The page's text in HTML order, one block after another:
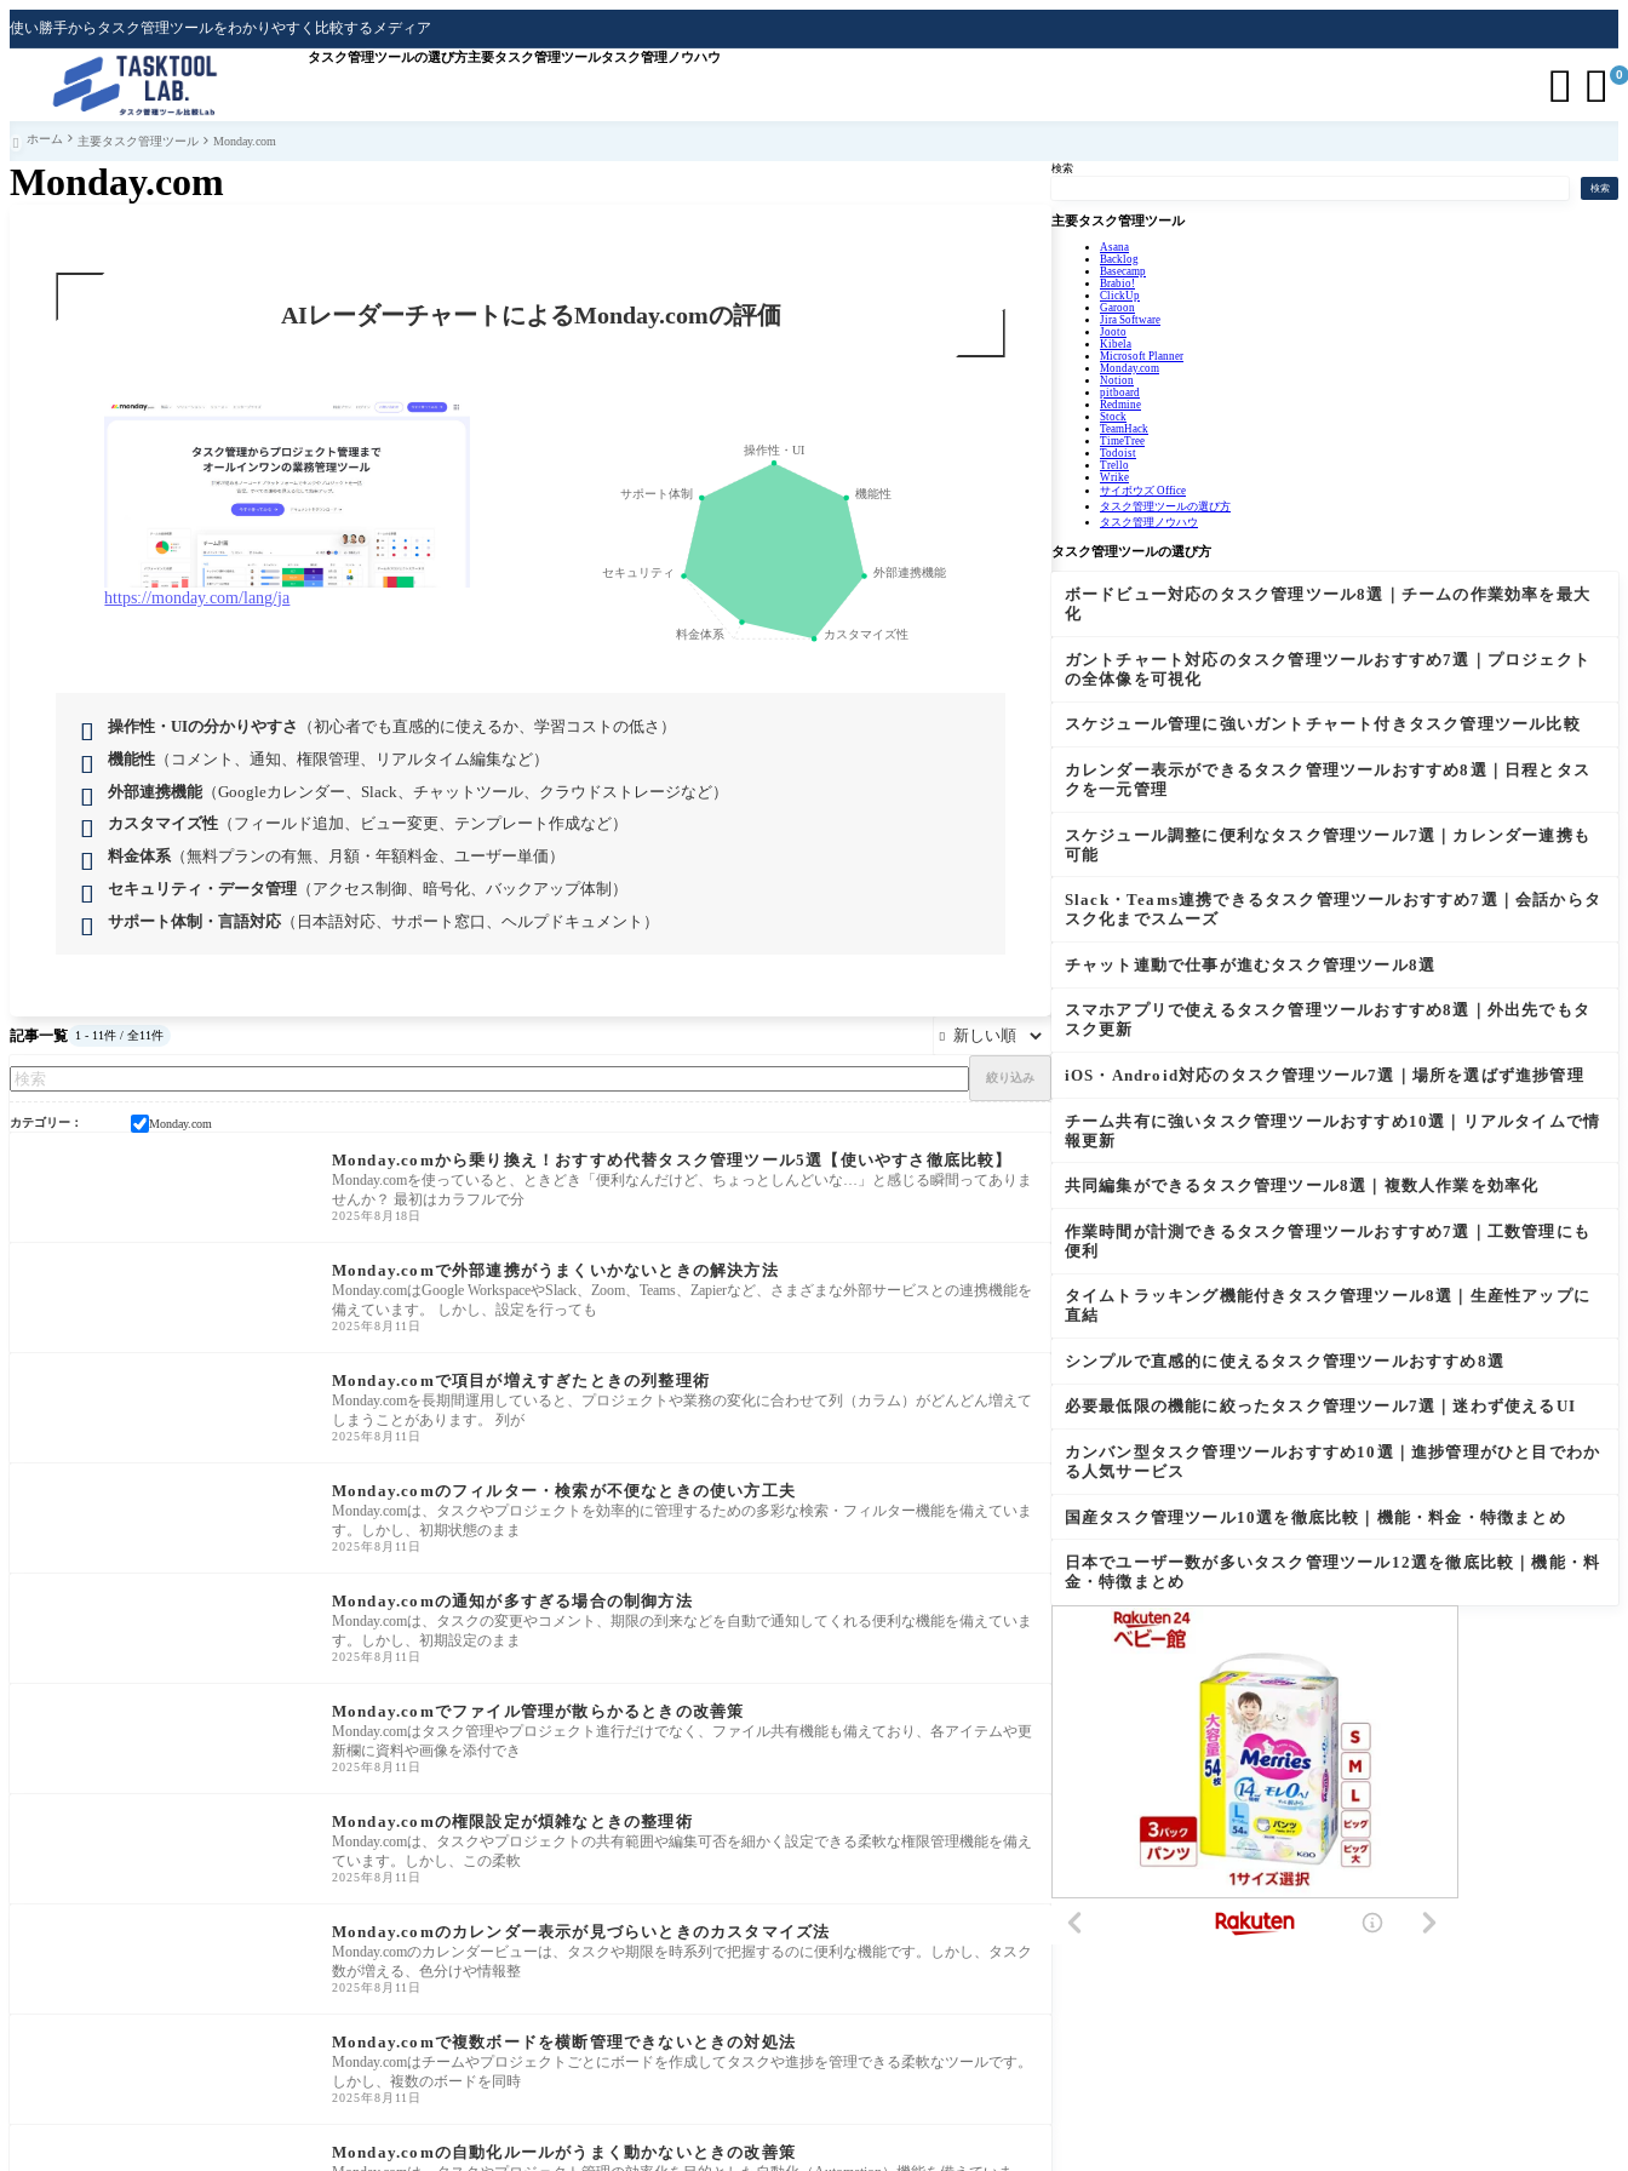
使い勝手からタスク管理ツールをわかりやすく比較するメディア
タスク管理ツールの選び方主要タスク管理ツールタスク管理ノウハウ
  0
 ホーム 主要タスク管理ツール Monday.com
Monday.com
AIレーダーチャートによるMonday.comの評価
https://monday.com/lang/ja
操作性・UI
機能性
外部連携機能
カスタマイズ性
料金体系
セキュリティ
サポート体制
操作性・UIの分かりやすさ
（初心者でも直感的に使えるか、学習コストの低さ）
機能性 （コメント、通知、権限管理、リアルタイム編集など）
外部連携機能 （Googleカレンダー、Slack、チャットツール、クラウドストレージなど）
カスタマイズ性 （フィールド追加、ビュー変更、テンプレート作成など）
料金体系（無料プランの有無、月額・年額料金、ユーザー単価）
セキュリティ・データ管理 （アクセス制御、暗号化、バックアップ体制）
サポート体制・言語対応 （日本語対応、サポート窓口、ヘルプドキュメント）
記事一覧 1 - 11件 / 全11件 
絞り込み
カテゴリー Monday.com
Monday.comから乗り換え！おすすめ代替タスク管理ツール5選【使いやすさ徹底比較】
Monday.comを使っていると、ときどき「便利なんだけど、ちょっとしんどいな…」と感じる瞬間ってありま
せんか？ 最初はカラフルで分
2025年8月18日
Monday.comで外部連携がうまくいかないときの解決方法
Monday.comはGoogle WorkspaceやSlack、Zoom、Teams、Zapierなど、さまざまな外部サービスとの連携機能を
備えています。 しかし、設定を行っても
2025年8月11日
Monday.comで項目が増えすぎたときの列整理術
Monday.comを長期間運用していると、プロジェクトや業務の変化に合わせて列（カラム）がどんどん増えて
しまうことがあります。 列が
2025年8月11日
Monday.comのフィルター・検索が不便なときの使い方工夫
Monday.comは、タスクやプロジェクトを効率的に管理するための多彩な検索・フィルター機能を備えていま
す。しかし、初期状態のまま
2025年8月11日
Monday.comの通知が多すぎる場合の制御方法
Monday.comは、タスクの変更やコメント、期限の到来などを自動で通知してくれる便利な機能を備えていま
す。しかし、初期設定のまま
2025年8月11日
Monday.comでファイル管理が散らかるときの改善策
Monday.comはタスク管理やプロジェクト進行だけでなく、ファイル共有機能も備えており、各アイテムや更
新欄に資料や画像を添付でき
2025年8月11日
Monday.comの権限設定が煩雑なときの整理術
Monday.comは、タスクやプロジェクトの共有範囲や編集可否を細かく設定できる柔軟な権限管理機能を備え
ています。しかし、この柔軟
2025年8月11日
Monday.comのカレンダー表示が見づらいときのカスタマイズ法
Monday.comのカレンダービューは、タスクや期限を時系列で把握するのに便利な機能です。しかし、タスク
数が増える、色分けや情報整
2025年8月11日
Monday.comで複数ボードを横断管理できないときの対処法
Monday.comはチームやプロジェクトごとにボードを作成してタスクや進捗を管理できる柔軟なツールです。
しかし、複数のボードを同時
2025年8月11日
Monday.comの自動化ルールがうまく動かないときの改善策
検索
検索
主要タスク管理ツール
Asana
Backlog
Basecamp
Brabio!
ClickUp
Garoon
Jira Software
Jooto
Kibela
Microsoft Planner
Monday.com
Notion
pitboard
Redmine
Stock
TeamHack
TimeTree
Todoist
Trello
Wrike
サイボウズ Office
タスク管理ツールの選び方
タスク管理ノウハウ
タスク管理ツールの選び方
ボードビュー対応のタスク管理ツール8選｜チームの作業効率を最大
化
ガントチャート対応のタスク管理ツールおすすめ7選｜プロジェクト
の全体像を可視化
スケジュール管理に強いガントチャート付きタスク管理ツール比較
カレンダー表示ができるタスク管理ツールおすすめ8選｜日程とタス
クを一元管理
スケジュール調整に便利なタスク管理ツール7選｜カレンダー連携も
可能
Slack・Teams連携できるタスク管理ツールおすすめ7選｜会話からタ
スク化までスムーズ
チャット連動で仕事が進むタスク管理ツール8選
スマホアプリで使えるタスク管理ツールおすすめ8選｜外出先でもタ
スク更新
iOS・Android対応のタスク管理ツール7選｜場所を選ばず進捗管理
チーム共有に強いタスク管理ツールおすすめ10選｜リアルタイムで情
報更新
共同編集ができるタスク管理ツール8選｜複数人作業を効率化
作業時間が計測できるタスク管理ツールおすすめ7選｜工数管理にも
便利
タイムトラッキング機能付きタスク管理ツール8選｜生産性アップに
直結
シンプルで直感的に使えるタスク管理ツールおすすめ8選
必要最低限の機能に絞ったタスク管理ツール7選｜迷わず使えるUI
カンバン型タスク管理ツールおすすめ10選｜進捗管理がひと目でわか
る人気サービス
国産タスク管理ツール10選を徹底比較｜機能・料金・特徴まとめ
日本でユーザー数が多いタスク管理ツール12選を徹底比較｜機能・料
金・特徴まとめ